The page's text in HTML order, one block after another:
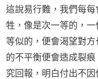
這說易行難，我們每
牲，像是次一等的，
等似的，便會渴望對
的不平衡便會造成裂
究回報，明白付出不